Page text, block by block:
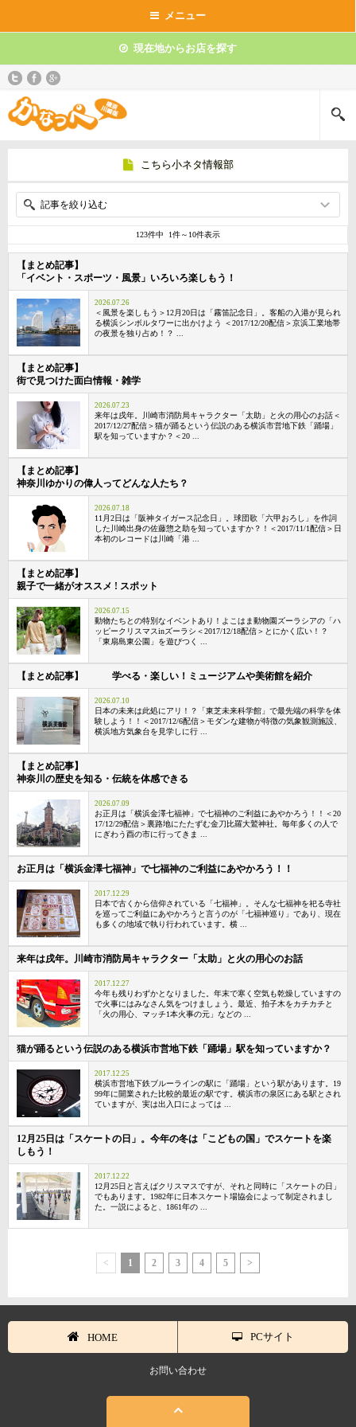
メニュー
現在地からお店を探す
こちら小ネタ情報部
記事を絞り込む
123件中 1件～10件表示
【まとめ記事】
「イベント・スポーツ・風景」いろいろ楽しもう！
2026.07.26
＜風景を楽しもう＞12月20日は「霧笛記念日」。客船の入港が見られ
る横浜シンボルタワーに出かけよう ＜2017/12/20配信＞京浜工業地帯
の夜景を独り占め！？ ...
【まとめ記事】
街で見つけた面白情報・雑学
2026.07.23
来年は戌年。川崎市消防局キャラクター「太助」と火の用心のお話＜
2017/12/27配信＞猫が踊るという伝説のある横浜市営地下鉄「踊場」
駅を知っていますか？＜20 ...
【まとめ記事】
神奈川ゆかりの偉人ってどんな人たち？
2026.07.18
11月2日は「阪神タイガース記念日」。球団歌「六甲おろし」を作詞
した川崎出身の佐藤惣之助を知っていますか？！＜2017/11/1配信＞日
本初のレコードは川崎「港 ...
【まとめ記事】
親子で一緒がオススメ ! スポット
2026.07.15
動物たちとの特別なイベントあり！よこはま動物園ズーラシアの「ハ
ッピークリスマスinズーラシ＜2017/12/18配信＞とにかく広い！？
「東扇島東公園」を遊びつく ...
【まとめ記事】 学べる・楽しい！ミュージアムや美術館を紹介
2026.07.10
日本の未来は此処にアリ！？「東芝未来科学館」で最先端の科学を体
験しよう！！＜2017/12/6配信＞モダンな建物が特徴の気象観測施設、
横浜地方気象台を見学しに行 ...
【まとめ記事】
神奈川の歴史を知る・伝統を体感できる
2026.07.09
お正月は「横浜金澤七福神」で七福神のご利益にあやかろう！！＜20
17/12/29配信＞裏路地にたたずむ金刀比羅大鷲神社。毎年多くの人で
にぎわう酉の市に行ってきま ...
お正月は「横浜金澤七福神」で七福神のご利益にあやかろう！！
2017.12.29
日本で古くから信仰されている「七福神」。そんな七福神を祀る寺社
を巡ってご利益にあやかろうと言うのが「七福神巡り」であり、現在
も多くの地域で執り行われています。横 ...
来年は戌年。川崎市消防局キャラクター「太助」と火の用心のお話
2017.12.27
今年も残りわずかとなりました。年末で寒く空気も乾燥していますの
で火事にはみなさん気をつけましょう。最近、拍子木をカチカチと
「火の用心、マッチ1本火事の元」などの ...
猫が踊るという伝説のある横浜市営地下鉄「踊場」駅を知っていますか？
2017.12.25
横浜市営地下鉄ブルーラインの駅に「踊場」という駅があります。19
99年に開業された比較的最近の駅です。横浜市の泉区にある駅とされ
ていますが、実は出入口によっては ...
12月25日は「スケートの日」。今年の冬は「こどもの国」でスケートを楽
しもう！
2017.12.22
12月25日と言えばクリスマスですが、それと同時に「スケートの日」
でもあります。1982年に日本スケート場協会によって制定されまし
た。一説によると、1861年の ...
< 1 2 3 4 5 >
HOME PCサイト
お問い合わせ